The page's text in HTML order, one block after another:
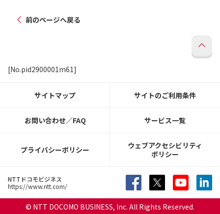
前のページへ戻る
[No.pid2900001m61]
サイトマップ サイトのご利用条件
お問い合わせ／FAQ サービス一覧
プライバシーポリシー
ウェブアクセシビリティ
ポリシー
NTTドコモビジネス
https://www.ntt.com/
© NTT DOCOMO BUSINESS, Inc. All Rights Reserved.